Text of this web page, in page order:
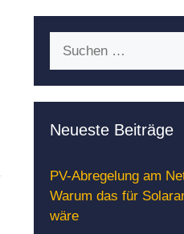
Neueste Beiträge
PV-Abregelung am
Warum das für
wäre